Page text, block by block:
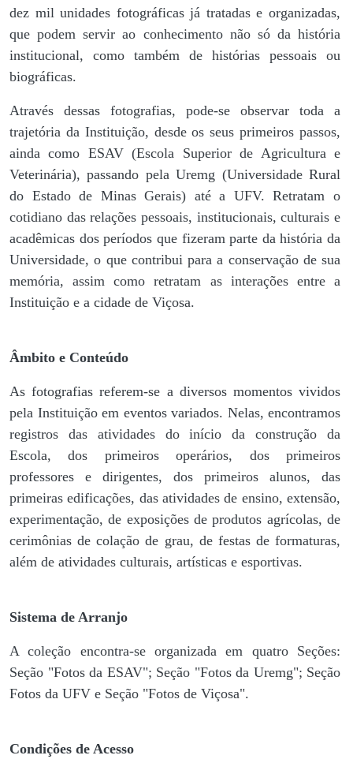
dez mil unidades fotográficas já tratadas e organizadas,
que podem servir ao conhecimento não só da história
institucional, como também de histórias pessoais ou
biográficas.
Através dessas fotografias, pode-se observar toda a
trajetória da Instituição, desde os seus primeiros passos,
ainda como ESAV (Escola Superior de Agricultura e
Veterinária), passando pela Uremg (Universidade Rural
do Estado de Minas Gerais) até a UFV. Retratam o
cotidiano das relações pessoais, institucionais, culturais e
acadêmicas dos períodos que fizeram parte da história da
Universidade, o que contribui para a conservação de sua
memória, assim como retratam as interações entre a
Instituição e a cidade de Viçosa.
Âmbito e Conteúdo
As fotografias referem-se a diversos momentos vividos
pela Instituição em eventos variados. Nelas, encontramos
registros das atividades do início da construção da
Escola, dos primeiros operários, dos primeiros
professores e dirigentes, ​dos primeiros alunos, das
primeiras edificações, das atividades de ensino, extensão,
experimentação, de exposições de produtos agrícolas, de
cerimônias de colação de grau, de festas de formaturas,
além de atividades culturais, artísticas e esportivas.
Sistema de Arranjo
A coleção encontra-se organizada em quatro Seções:
Seção "Fotos da ESAV"; Seção "Fotos da Uremg"; Seção
Fotos da UFV e Seção "Fotos de Viçosa".
Condições de Acesso